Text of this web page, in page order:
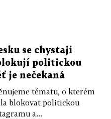
se chystají
politickou
je nečekaná
tématu, o kterém
blokovat politickou
a...